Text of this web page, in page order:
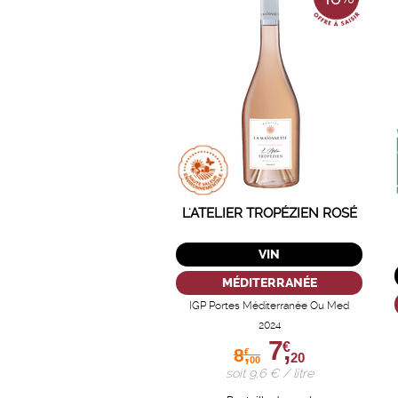
L'ATELIER TROPÉZIEN ROSÉ
VIN
MÉDITERRANÉE
IGP Portes Méditerranée Ou Med
2024
8,
€
00 7,
€
20
soit 9,6 € / litre